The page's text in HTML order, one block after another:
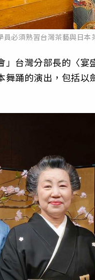
必須熟習台灣茶藝與日本
」台灣分部長的〈
舞踊的演出，包括